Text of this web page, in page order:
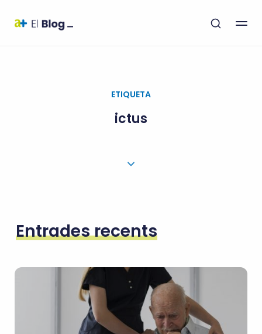
ETIQUETA
ictus
Entrades recents